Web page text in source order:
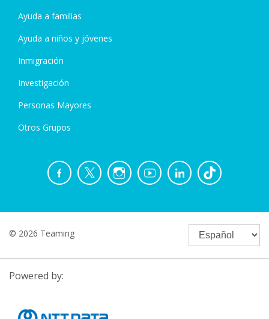
Ayuda a familias
Ayuda a niños y jóvenes
Inmigración
Investigación
Personas Mayores
Otros Grupos
© 2026 Teaming
Powered by: